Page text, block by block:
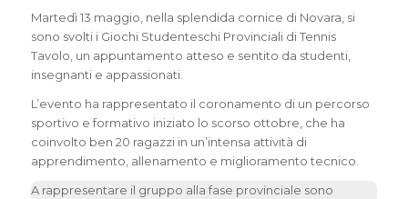
Martedì 13 maggio, nella splendida cornice di Novara, si
sono svolti i Giochi Studenteschi Provinciali di Tennis
Tavolo, un appuntamento atteso e sentito da studenti,
insegnanti e appassionati.
L’evento ha rappresentato il coronamento di un percorso
sportivo e formativo iniziato lo scorso ottobre, che ha
coinvolto ben 20 ragazzi in un’intensa attività di
apprendimento, allenamento e miglioramento tecnico.
A rappresentare il gruppo alla fase provinciale sono